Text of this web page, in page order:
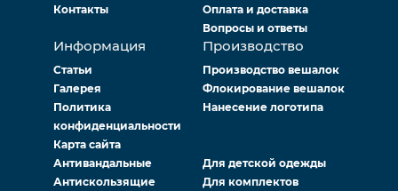
Контакты
Оплата и доставка
Вопросы и ответы
Информация
Статьи
Галерея
Политика
конфиденциальности
Карта сайта
Производство
Производство вешалок
Флокирование вешалок
Нанесение логотипа
Антивандальные
Антискользящие
Для детской одежды
Для комплектов